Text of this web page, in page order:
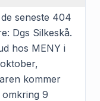
seneste 404
Dgs Silkeskå.
hos MENY i
kommer
9